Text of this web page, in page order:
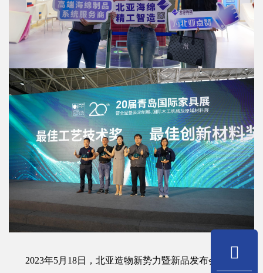
2023年5月18日，北亚造物新势力暨新品发布会于5月18